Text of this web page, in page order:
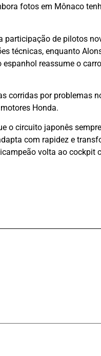
fotos em Mônaco
participação de pilotos
técnicas, enquanto
reassume o
corridas por problemas
Honda.
o circuito japonês
com rapidez e
volta ao cockpit